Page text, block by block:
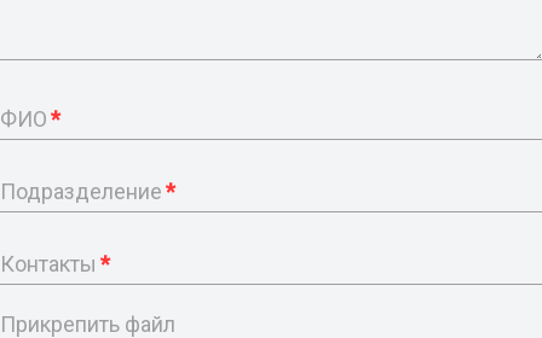
ФИО*
Подразделение*
Контакты *
Прикрепить файл